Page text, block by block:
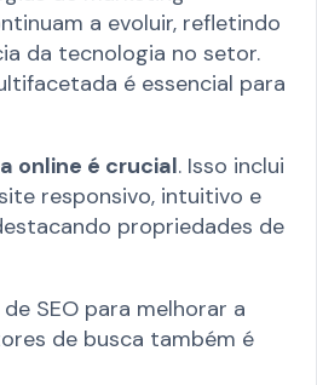
a evoluir, refletindo
da tecnologia no setor.
é essencial para
online é crucial. Isso inclui
responsivo, intuitivo e
propriedades de
SEO para melhorar a
de busca também é